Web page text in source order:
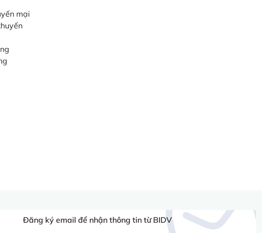
mại
Đăng ký email để nhận thông tin từ BIDV